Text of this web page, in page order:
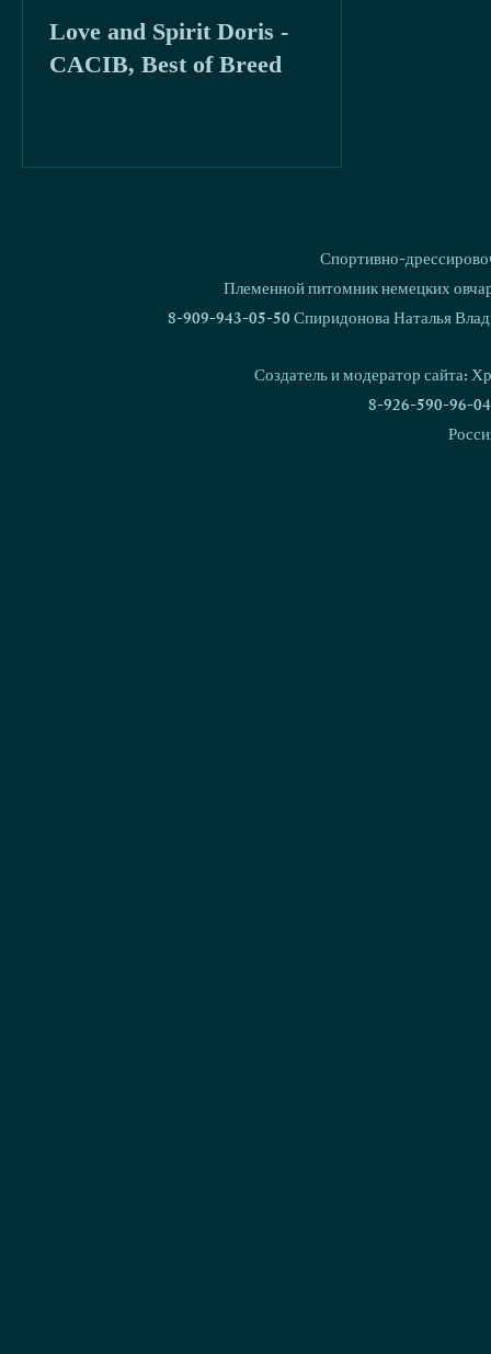
буря 2020
Love and Spirit Doris -
CACIB, Best of Breed
Спортивно-
Племенной питомник немецких
8-909-943-05-50 Спиридонова Наталья
Создатель и модератор сайта:
8-926-590-96-